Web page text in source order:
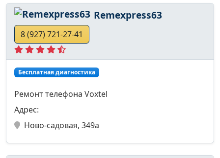
Remexpress63
8 (927) 721-27-41
Бесплатная диагностика
Ремонт телефона Voxtel
Адрес:
Ново-садовая, 349а